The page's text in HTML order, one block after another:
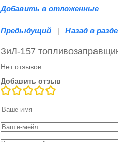
Добавить в отложенные
Предыдущий | Назад в
ЗиЛ-157
Нет отзывов.
Добавить отзыв